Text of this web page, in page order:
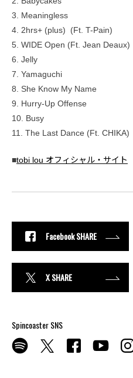
3. Meaningless
4. 2hrs+ (plus) ​ (Ft. T-Pain)
5. WIDE Open (Ft. Jean Deaux)
6. Jelly
7. Yamaguchi
8. She Know My Name
9. Hurry-Up Offense
10. Busy
11. The Last Dance (Ft. CHIKA)
■tobi lou オフィシャル・サイト
Facebook SHARE
X SHARE
Spincoaster SNS